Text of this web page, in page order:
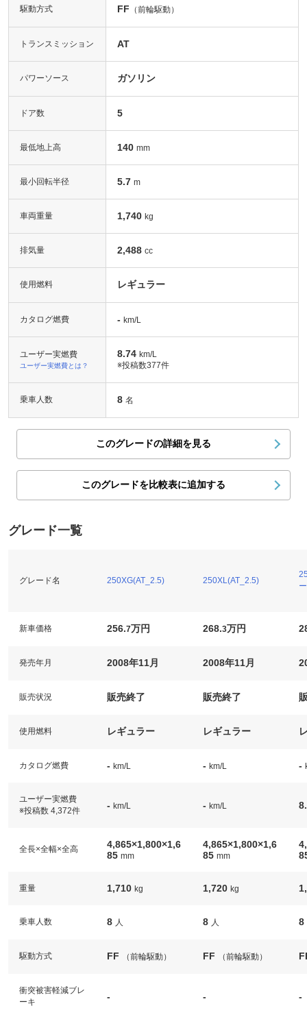
駆動方式 FF （前輪駆動）
トランスミッション AT
パワーソース ガソリン
ドア数 5
最低地上高 140 mm
最小回転半径 5.7 m
車両重量 1,740 kg
排気量 2,488 cc
使用燃料 レギュラー
カタログ燃費 - km/L
ユーザー実燃費
ユーザー実燃費とは？
8.74 km/L
※投稿数377件
乗車人数 8 名
このグレードの詳細を見る
このグレードを比較表に追加する
グレード一覧
グレード名 250XG(AT_2.5) 250XL(AT_2.5)
新車価格 256.7万円 268.3万円
発売年月 2008年11月 2008年11月
販売状況 販売終了 販売終了
使用燃料 レギュラー レギュラー
カタログ燃費 - km/L - km/L -
ユーザー実燃費
※投稿数 4,372件
- km/L - km/L
全長×全幅×全高
4,865×1,800×1,6
85 mm
4,865×1,800×1,6
85 mm
重量 1,710 kg 1,720 kg
乗車人数 8 人 8 人 8
駆動方式 FF （前輪駆動） FF （前輪駆動）
衝突被害軽減ブレ
ーキ
- - -